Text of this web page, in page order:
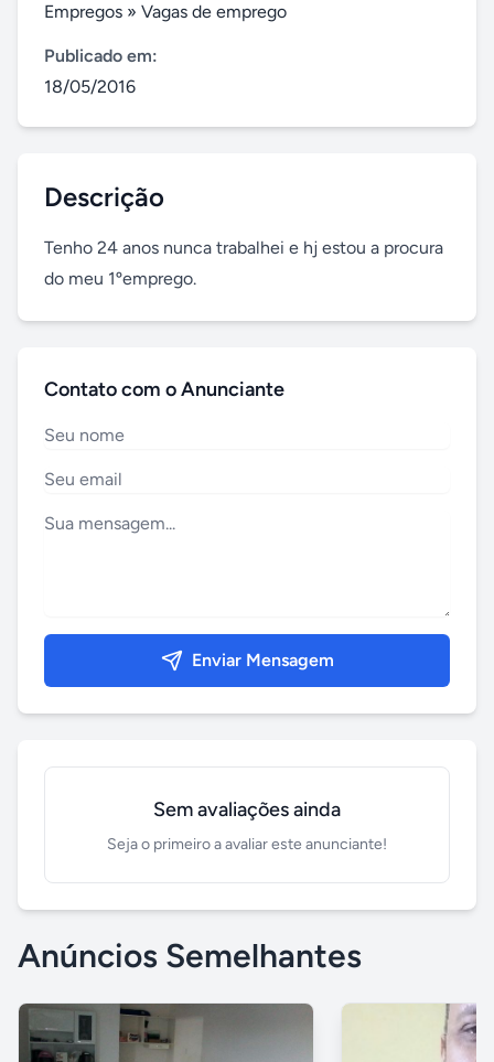
Empregos » Vagas de emprego
Publicado em:
18/05/2016
Descrição
Tenho 24 anos nunca trabalhei e hj estou a procura
do meu 1ºemprego.
Contato com o Anunciante
Enviar Mensagem
Sem avaliações ainda
Seja o primeiro a avaliar este anunciante!
Anúncios Semelhantes